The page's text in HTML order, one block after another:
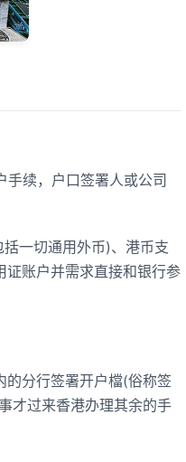
续，户口签署人或公司
一切通用外币)、港币支
证账户并需求直接和银行参
分行签署开户檔(俗称签
才过来香港办理其余的手